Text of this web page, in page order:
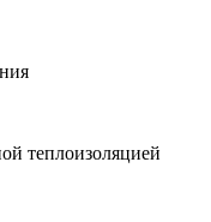
теплоизоляцией